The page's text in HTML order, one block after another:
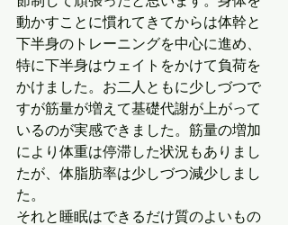
動かすことに慣れてきてからは体幹と
下半身のトレーニングを中心に進め、
特に下半身はウェイトをかけて負荷を
かけました。お二人ともに少しづつで
すが筋量が増えて基礎代謝が上がって
いるのが実感できました。筋量の増加
により体重は停滞した状況もありまし
たが、体脂肪率は少しづつ減少しまし
た。
それと睡眠はできるだけ質のよいもの